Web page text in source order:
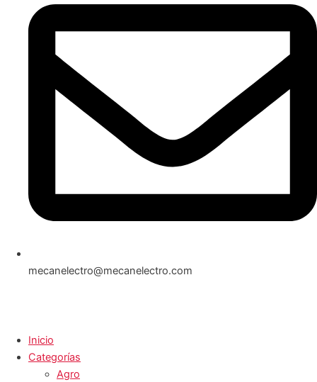
mecanelectro@mecanelectro.com
Inicio
Categorías
Agro